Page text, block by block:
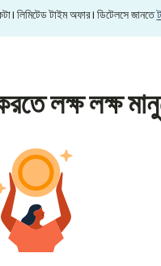
লিমিটেড টাইম অফার। ডিটেলসে জানতে
লক্ষ লক্ষ